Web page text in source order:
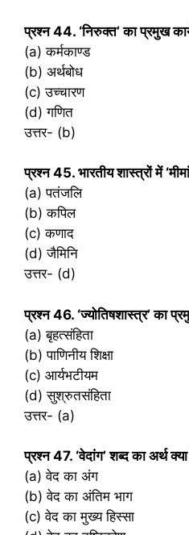
प्रश्‍न 44. ‘निरुक्त’ का प्रमुख
(a) कर्मकाण्ड
(b) अर्थबोध
(c) उच्चारण
(d) गणित
उत्तर- (b)
प्रश्‍न 45. भारतीय शास्त्रों में
(a) पतंजलि
(b) कपिल
(c) कणाद
(d) जैमिनि
उत्तर- (d)
प्रश्‍न 46. ‘ज्योतिषशास्त्र’ का
(a) बृहत्संहिता
(b) पाणिनीय शिक्षा
(c) आर्यभटीयम
(d) सुश्रुतसंहिता
उत्तर- (a)
प्रश्‍न 47. ‘वेदांग’ शब्द का अर्थ
(a) वेद का अंग
(b) वेद का अंतिम भाग
(c) वेद का मुख्य हिस्सा